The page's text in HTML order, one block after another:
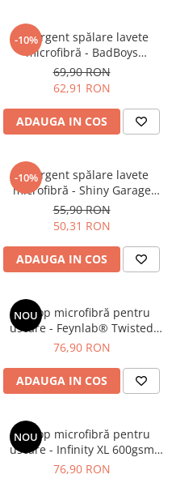
-10%
Detergent spălare lavete
microfibră - BadBoys
Microfiber Wash (500ml)
69,90 RON
62,91 RON
ADAUGA IN COS
-10%
Detergent spălare lavete
microfibră - Shiny Garage
Enzyme Microfiber Wash
(500ml)
55,90 RON
50,31 RON
ADAUGA IN COS
NOU
Prosop microfibră pentru
uscare - Feynlab® Twisted
Logic Korean Microfiber Small
76,90 RON
ADAUGA IN COS
NOU
Prosop microfibră pentru
uscare - Infinity XL 600gsm
Edgeless Drying Towel -
76,90 RON